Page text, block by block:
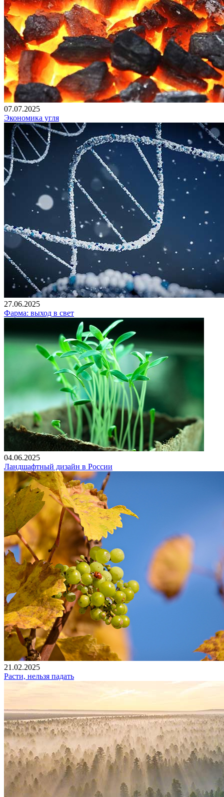
07.07.2025
Экономика угля
27.06.2025
Фарма: выход в свет
04.06.2025
Ландшафтный дизайн в России
21.02.2025
Расти, нельзя падать